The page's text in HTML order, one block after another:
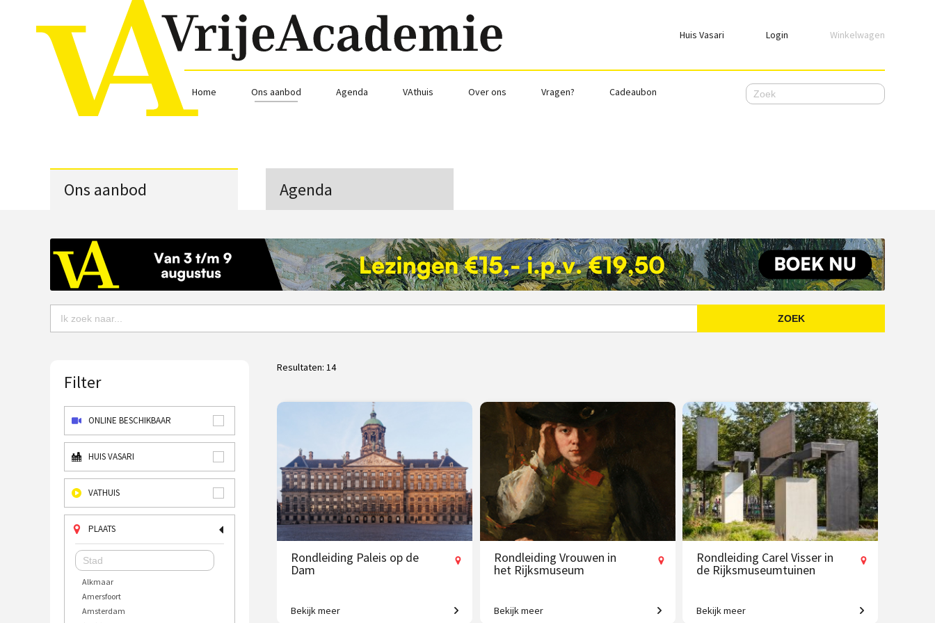
Huis Vasari Login
Login
Emailadres
Nog geen account, meld jehier aan.
Winkelwagen
Home Ons aanbod Agenda VAthuis Over ons Vragen? Cadeaubon
Ons aanbod Agenda
ZOEK
Filter
ONLINE BESCHIKBAAR
HUIS VASARI
VATHUIS
PLAATS
Alkmaar
Amersfoort
Amsterdam
Resultaten: 14
Rondleiding Paleis op de
Dam
Kom mee en ontdek het mooiste
Bekijk meer
Rondleiding Vrouwen in
het Rijksmuseum
Van legendarische heldinnen tot
Bekijk meer
Rondleiding Carel Visser in
de Rijksmuseumtuinen
De stille kracht van vorm.
Bekijk meer